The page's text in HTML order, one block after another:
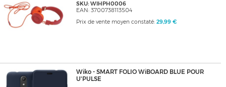
SKU: WIHPH0006
EAN: 3700738113504
Prix de vente moyen constaté: 29,99 €
Wiko - SMART FOLIO WiBOARD BLUE POUR
U'PULSE